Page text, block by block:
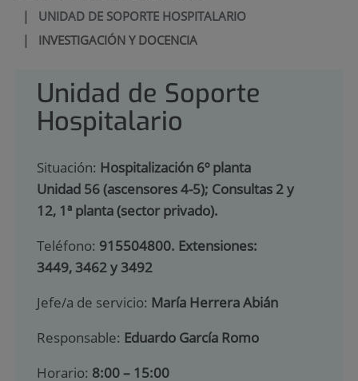
| UNIDAD DE SOPORTE HOSPITALARIO
| INVESTIGACIÓN Y DOCENCIA
Unidad de Soporte
Hospitalario
Situación: Hospitalización 6º planta
Unidad 56 (ascensores 4-5); Consultas 2 y
12, 1ª planta (sector privado).
Teléfono: 915504800. Extensiones:
3449, 3462 y 3492
Jefe/a de servicio: María Herrera Abián
Responsable: Eduardo García Romo
Horario: 8:00 – 15:00